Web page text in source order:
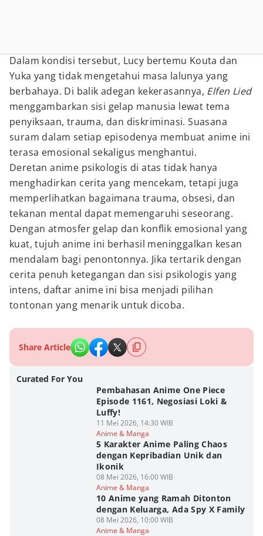
Dalam kondisi tersebut, Lucy bertemu Kouta dan
Yuka yang tidak mengetahui masa lalunya yang
berbahaya. Di balik adegan kekerasannya, Elfen Lied
menggambarkan sisi gelap manusia lewat tema
penyiksaan, trauma, dan diskriminasi. Suasana
suram dalam setiap episodenya membuat anime ini
terasa emosional sekaligus menghantui.
Deretan anime psikologis di atas tidak hanya
menghadirkan cerita yang mencekam, tetapi juga
memperlihatkan bagaimana trauma, obsesi, dan
tekanan mental dapat memengaruhi seseorang.
Dengan atmosfer gelap dan konflik emosional yang
kuat, tujuh anime ini berhasil meninggalkan kesan
mendalam bagi penontonnya. Jika tertarik dengan
cerita penuh ketegangan dan sisi psikologis yang
intens, daftar anime ini bisa menjadi pilihan
tontonan yang menarik untuk dicoba.
Share Article
Curated For You
Pembahasan Anime One Piece
Episode 1161, Negosiasi Loki &
Luffy!
11 Mei 2026, 14:30 WIB
Anime & Manga
5 Karakter Anime Paling Chaos
dengan Kepribadian Unik dan
Ikonik
08 Mei 2026, 16:00 WIB
Anime & Manga
10 Anime yang Ramah Ditonton
dengan Keluarga, Ada Spy X Family
08 Mei 2026, 10:00 WIB
Anime & Manga